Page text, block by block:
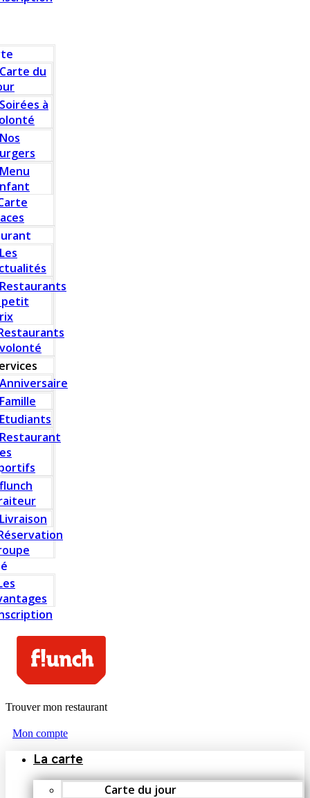
Carte du
Soirées à
Nos
Menu
Les
Restaurants
petit
Anniversaire
Famille
Etudiants
Restaurant
flunch
Livraison
Trouver mon restaurant
Mon compte
La carte
Carte du jour